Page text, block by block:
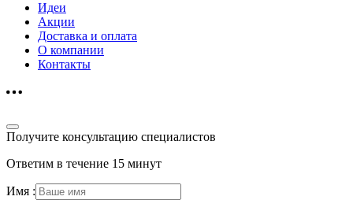
Идеи
Акции
Доставка и оплата
О компании
Контакты
Получите консультацию специалистов
Ответим в течение 15 минут
Имя :